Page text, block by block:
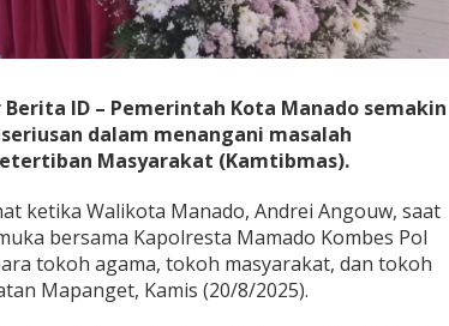
Berita ID – Pemerintah Kota Manado semakin
dalam menangani masalah
Masyarakat (Kamtibmas).
ketika Walikota Manado, Andrei Angouw, saat
bersama Kapolresta Mamado Kombes Pol
tokoh agama, tokoh masyarakat, dan tokoh
Mapanget, Kamis (20/8/2025).